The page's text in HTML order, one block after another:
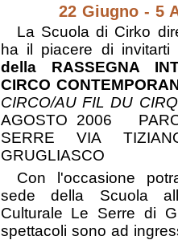
22 Giugno - 5
La Scuola di Cirko
ha il piacere di
della RASSEGNA
CIRCO
CIRCO/AU FIL DU
AGOSTO 2006
SERRE VIA
GRUGLIASCO
Con l'occasione
sede della Scuola
Culturale Le Serre di
spettacoli sono ad